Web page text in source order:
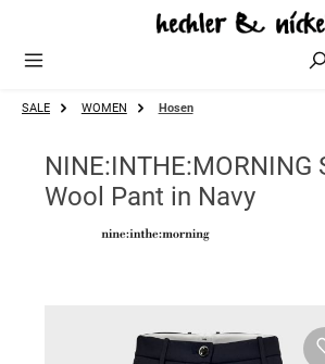
Zum Hauptinhalt springen
SALE WOMEN Hosen
NINE:INTHE:MORNING
Wool Pant in Navy